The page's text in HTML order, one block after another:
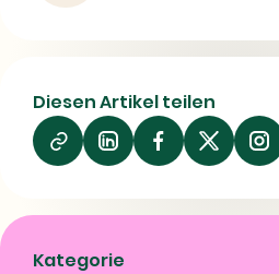
Diesen Artikel teilen
Auf
LinkedIn
Auf
Facebook
teilen
Auf
X
teilen
Kategorie